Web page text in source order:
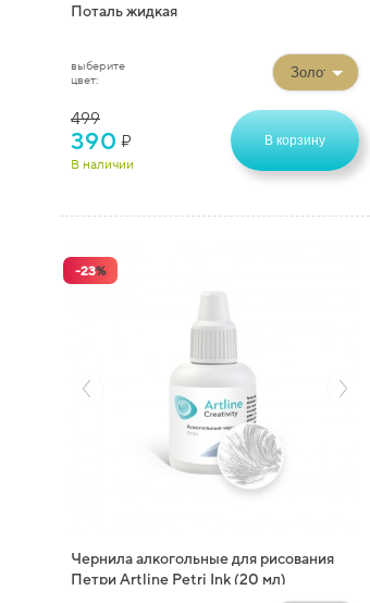
Поталь жидкая
выберите
цвет:
499
390 ₽
В наличии
В корзину
-23%
Чернила алкогольные для рисования
Петри Artline Petri Ink (20 мл)